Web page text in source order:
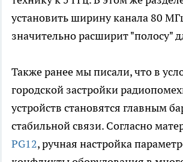
установить ширину канала 80
значительно расширит "полосу"
Также ранее мы писали, что в
городской застройки
устройств становятся главным
стабильной связи. Согласно
PG12, ручная настройка